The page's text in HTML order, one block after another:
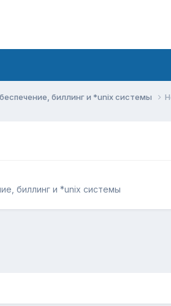
биллинг и *unix системы
биллинг и *unix системы